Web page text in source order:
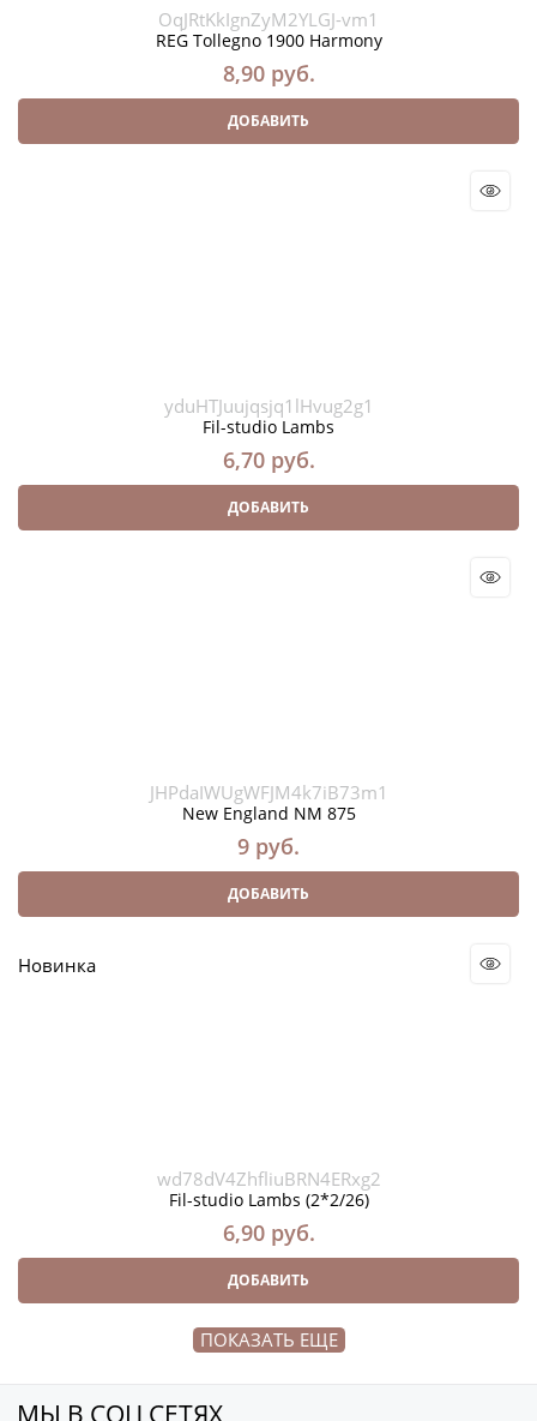
OqJRtKkIgnZyM2YLGJ-vm1
REG Tollegno 1900 Harmony
8,90 руб.
ДОБАВИТЬ
yduHTJuujqsjq1lHvug2g1
Fil-studio Lambs
6,70 руб.
ДОБАВИТЬ
JHPdaIWUgWFJM4k7iB73m1
New England NM 875
9 руб.
ДОБАВИТЬ
Новинка
wd78dV4ZhfliuBRN4ERxg2
Fil-studio Lambs (2*2/26)
6,90 руб.
ДОБАВИТЬ
ПОКАЗАТЬ ЕЩЕ
МЫ В СОЦ СЕТЯХ